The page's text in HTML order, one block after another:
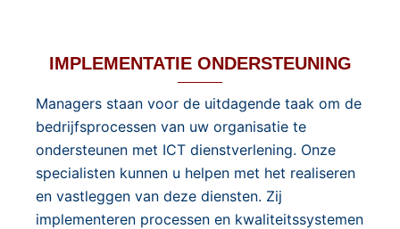
IMPLEMENTATIE ONDERSTEUNING
Managers staan voor de uitdagende taak om de
bedrijfsprocessen van uw organisatie te
ondersteunen met ICT dienstverlening. Onze
specialisten kunnen u helpen met het realiseren
en vastleggen van deze diensten. Zij
implementeren processen en kwaliteitssystemen